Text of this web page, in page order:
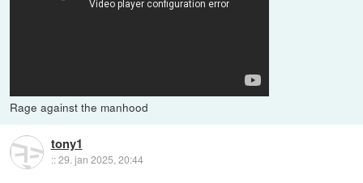
Rage against the manhood
tony1
::29. jan 2025, 20:44